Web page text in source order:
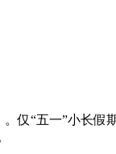
“五一”小长假